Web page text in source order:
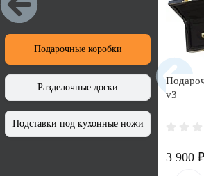
Подарочные коробки
Разделочные доски
Подставки под кухонные ножи
v3
3 900 ₽